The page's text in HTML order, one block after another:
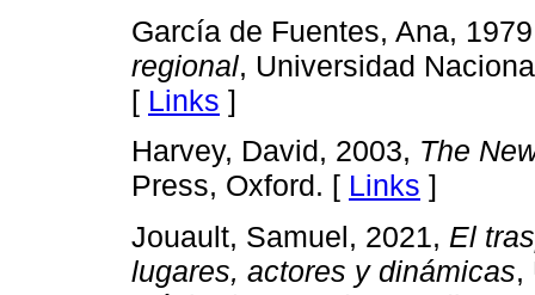
García de Fuentes, Ana,
regional, Universidad
[ Links ]
Harvey, David, 2003, The
Press, Oxford. [ Links ]
Jouault, Samuel, 2021, El
lugares, actores y dinámicas,